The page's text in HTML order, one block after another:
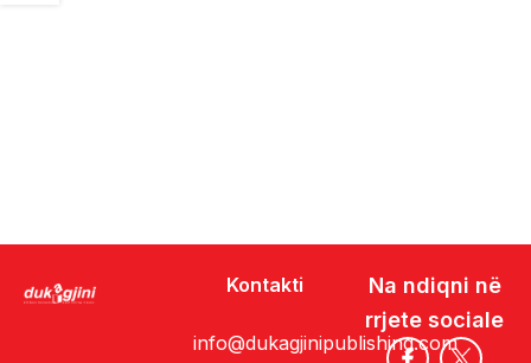
Kontakti
info@dukagjinipublishing.com
Na ndiqni në
rrjete sociale